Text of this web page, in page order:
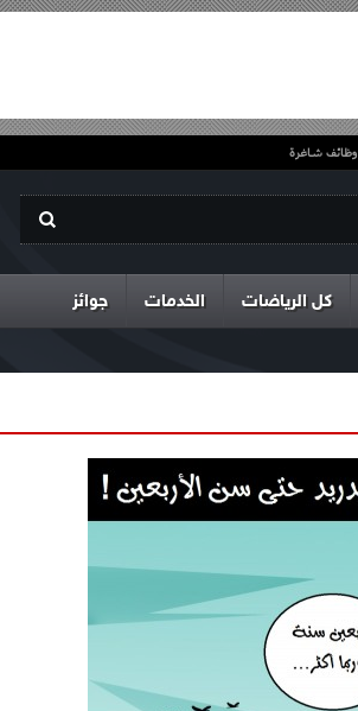
وظائف شاغرة
كل الرياضات الخدمات جوائز